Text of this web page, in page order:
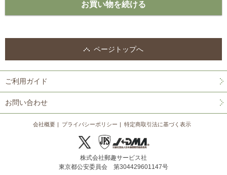
ページトップへ
ご利用ガイド
お問い合わせ
会社概要 プライバシーポリシー 特定商取引法に基づく表示
株式会社郵趣サービス社
東京都公安委員会 第304429601147号